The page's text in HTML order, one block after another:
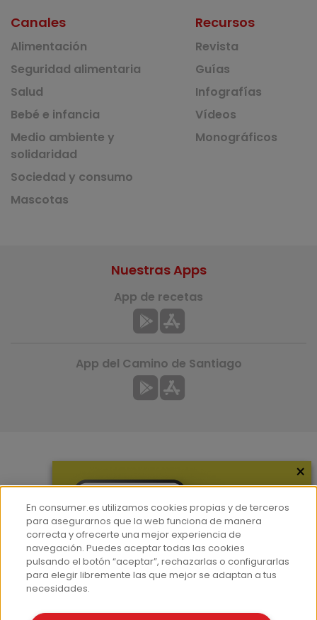
Canales
Alimentación
Seguridad alimentaria
Salud
Bebé e infancia
Medio ambiente y
solidaridad
Sociedad y consumo
Mascotas
Recursos
Revista
Guías
Infografías
Vídeos
Monográficos
Hemeroteca
Contacto
Prensa
Corpus Lingüístico Consumer
Nuestras Apps
App de recetas
App del Camino de Santiago
×
En consumer.es utilizamos cookies propias y de terceros
para asegurarnos que la web funciona de manera
correcta y ofrecerte una mejor experiencia de
navegación. Puedes aceptar todas las cookies
pulsando el botón “aceptar”, rechazarlas o configurarlas
para elegir libremente las que mejor se adaptan a tus
necesidades.